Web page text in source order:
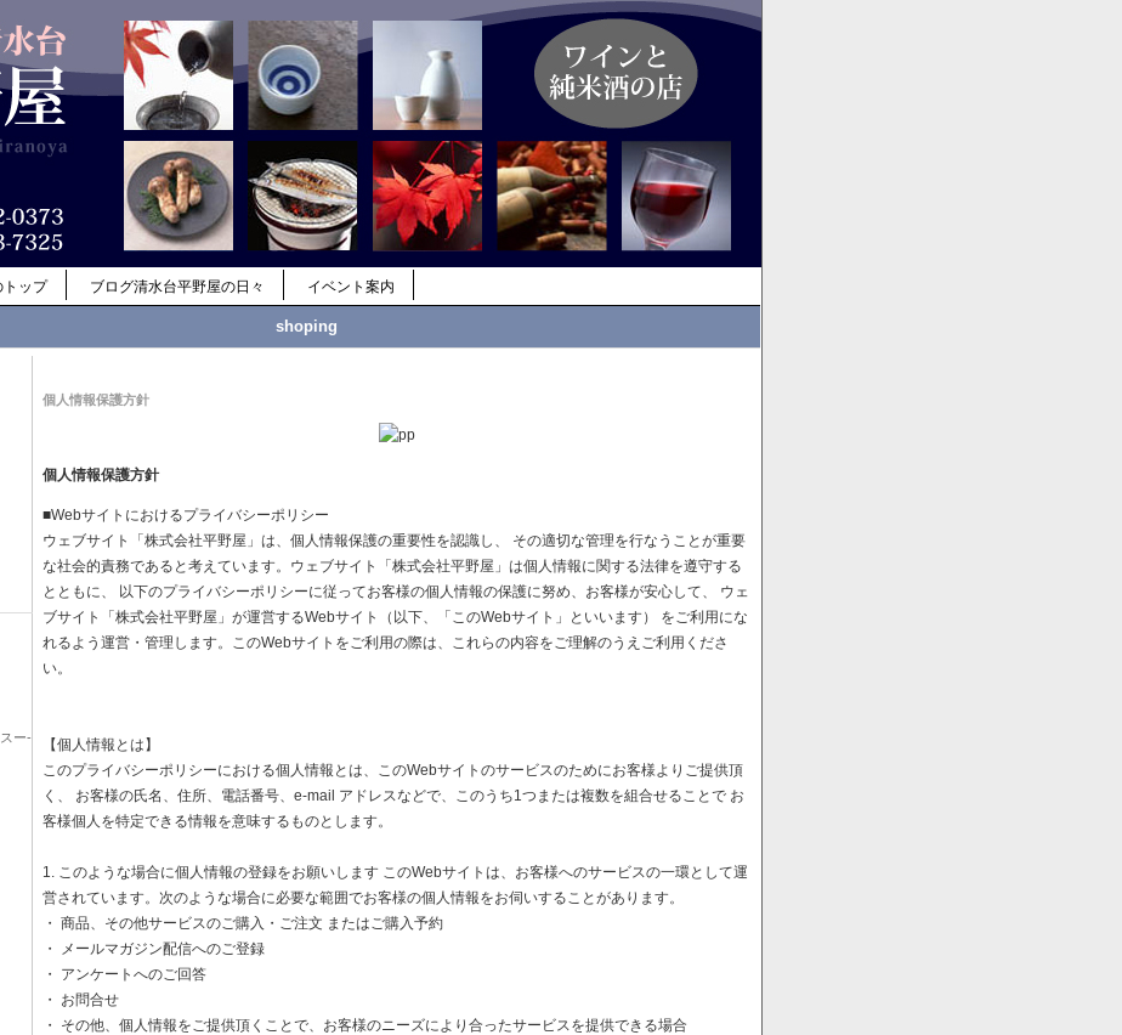
ップ ブログ清水台平野屋の日々 イベント案内
shoping
ー-
個人情報保護方針
個人情報保護方針
■Webサイトにおけるプライバシーポリシー
ウェブサイト「株式会社平野屋」は、個人情報保護の重要性を認識し、 その適切な管理を行なうことが重要
な社会的責務であると考えています。ウェブサイト「株式会社平野屋」は個人情報に関する法律を遵守する
とともに、 以下のプライバシーポリシーに従ってお客様の個人情報の保護に努め、お客様が安心して、 ウェ
ブサイト「株式会社平野屋」が運営するWebサイト（以下、「このWebサイト」といいます） をご利用にな
れるよう運営・管理します。このWebサイトをご利用の際は、これらの内容をご理解のうえご利用くださ
い。
【個人情報とは】
このプライバシーポリシーにおける個人情報とは、このWebサイトのサービスのためにお客様よりご提供頂
く、 お客様の氏名、住所、電話番号、e-mail アドレスなどで、このうち1つまたは複数を組合せることで お
客様個人を特定できる情報を意味するものとします。
1. このような場合に個人情報の登録をお願いします このWebサイトは、お客様へのサービスの一環として運
営されています。次のような場合に必要な範囲でお客様の個人情報をお伺いすることがあります。
・ 商品、その他サービスのご購入・ご注文 またはご購入予約
・ メールマガジン配信へのご登録
・ アンケートへのご回答
・ お問合せ
・ その他、個人情報をご提供頂くことで、お客様のニーズにより合ったサービスを提供できる場合